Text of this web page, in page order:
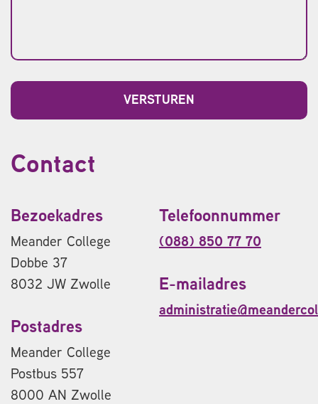
Contact
Bezoekadres
Meander College
Dobbe 37
8032 JW Zwolle
Postadres
Meander College
Postbus 557
8000 AN Zwolle
Telefoonnummer
(088) 850 77 70
E-mailadres